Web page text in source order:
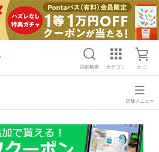
詳細検索 カテゴリ かご
店舗メニュー